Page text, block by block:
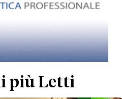
più Letti